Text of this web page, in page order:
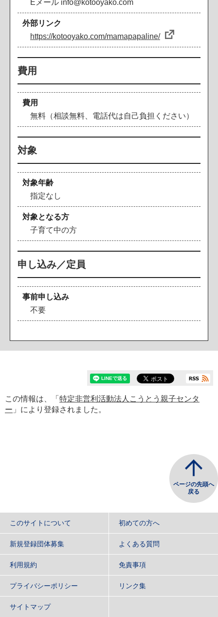
Eメール info@kotooyako.com
外部リンク
https://kotooyako.com/mamapapaline/
費用
費用
無料（相談無料、電話代は自己負担ください）
対象
対象年齢
指定なし
対象となる方
子育て中の方
申し込み／定員
事前申し込み
不要
この情報は、「 特定非営利活動法人こうとう親子センタ
ー 」により登録されました。
ページの先頭へ
戻る
このサイトについて 初めての方へ
新規登録団体募集 よくある質問
利用規約 免責事項
プライバシーポリシー リンク集
サイトマップ